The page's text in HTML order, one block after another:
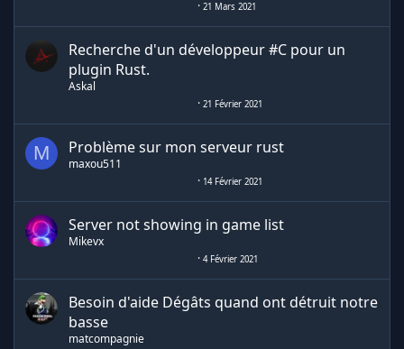
21 Mars 2021
Recherche d'un développeur #C pour un
plugin Rust.
Askal
21 Février 2021
M Problème sur mon serveur rust
maxou511
14 Février 2021
Server not showing in game list
Mikevx
4 Février 2021
Besoin d'aide Dégâts quand ont détruit notre
basse
matcompagnie